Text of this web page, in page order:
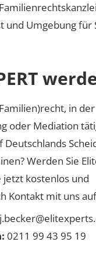
und Umgebung für
in der
oder Mediation
Deutschlands
Werden Sie
jetzt kostenlos und
Kontakt mit uns
0211 99 43 95 19